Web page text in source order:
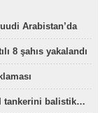
Arabistan’da
8 şahıs yakalandı
tankerini balistik…